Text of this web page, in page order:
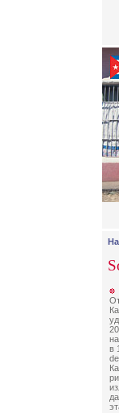
в